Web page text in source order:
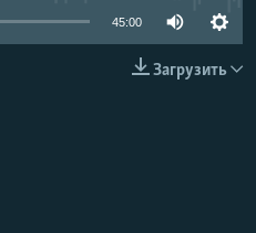
45:00
Загрузить